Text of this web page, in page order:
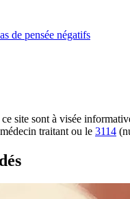
de pensée négatifs
site sont à visée
traitant ou le 3114